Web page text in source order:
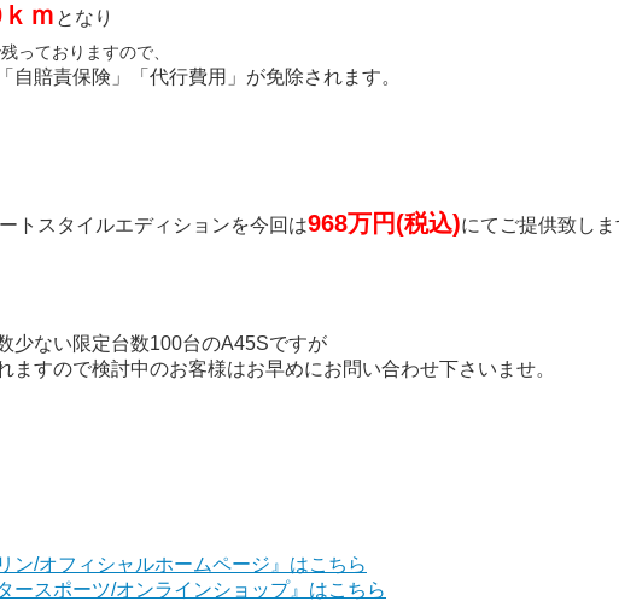
ｋｍ となり
っておりますので、
自賠責保険」「代行費用」が免除されます。
トスタイルエディションを今回は968万円(税込)にてご提供致し
少ない限定台数100台のA45Sですが
ますので検討中のお客様はお早めにお問い合わせ下さいませ。
ン/オフィシャルホームページ』はこちら
ースポーツ/オンラインショップ』はこちら